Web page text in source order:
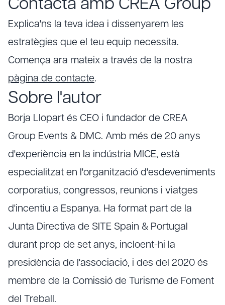
Contacta amb CREA Group
Explica'ns la teva idea i dissenyarem les
estratègies que el teu equip necessita.
Comença ara mateix a través de la nostra
pàgina de contacte.
Sobre l'autor
Borja Llopart és CEO i fundador de CREA
Group Events & DMC. Amb més de 20 anys
d'experiència en la indústria MICE, està
especialitzat en l'organització d'esdeveniments
corporatius, congressos, reunions i viatges
d'incentiu a Espanya. Ha format part de la
Junta Directiva de SITE Spain & Portugal
durant prop de set anys, incloent-hi la
presidència de l'associació, i des del 2020 és
membre de la Comissió de Turisme de Foment
del Treball.